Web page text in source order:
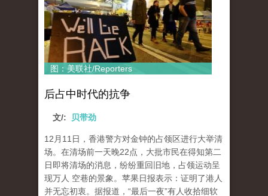
图：美联社/Reporters
后占中时代的抗争
文/: 贝带劲
12月11日，香港警方对金钟的占领区进行大举清
场。在清场前一天晚22点，大批市民在得知第二
日即将清场的消息，纷纷重回旧地，占领运动呈
现万人 空巷的景象。苹果日报表示：证明了港人
并无忘初衷。据报道，“最后一夜”有人收拾细软